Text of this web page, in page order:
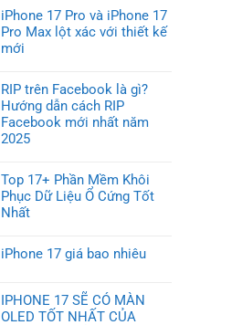
iPhone 17 Pro và iPhone 17
Pro Max lột xác với thiết kế
mới
RIP trên Facebook là gì?
Hướng dẫn cách RIP
Facebook mới nhất năm
2025
Top 17+ Phần Mềm Khôi
Phục Dữ Liệu Ổ Cứng Tốt
Nhất
iPhone 17 giá bao nhiêu
IPHONE 17 SẼ CÓ MÀN
OLED TỐT NHẤT CỦA